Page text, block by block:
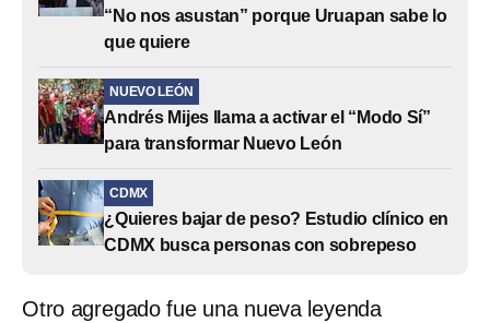
“No nos asustan” porque Uruapan sabe lo
que quiere
NUEVO LEÓN
Andrés Mijes llama a activar el “Modo Sí”
para transformar Nuevo León
CDMX
¿Quieres bajar de peso? Estudio clínico en
CDMX busca personas con sobrepeso
Otro agregado fue una nueva leyenda